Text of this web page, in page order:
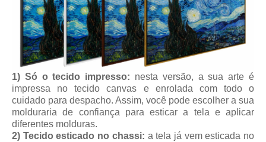
1) Só o tecido impresso: nesta versão, a sua arte é
impressa no tecido canvas e enrolada com todo o
cuidado para despacho. Assim, você pode escolher a sua
molduraria de confiança para esticar a tela e aplicar
diferentes molduras.
2) Tecido esticado no chassi: a tela já vem esticada no